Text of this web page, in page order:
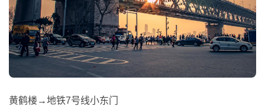
黄鹤楼→地铁7号线小东门